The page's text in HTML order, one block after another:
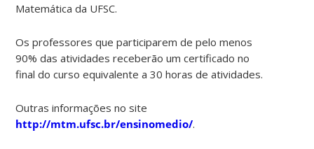
Matemática da UFSC.
Os professores que participarem de pelo menos
90% das atividades receberão um certificado no
final do curso equivalente a 30 horas de atividades.
Outras informações no site
http://mtm.ufsc.br/ensinomedio/.